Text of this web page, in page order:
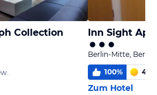
Collection
Berlin-Mitte, Berlin
100% 4,9
Zum Hotel